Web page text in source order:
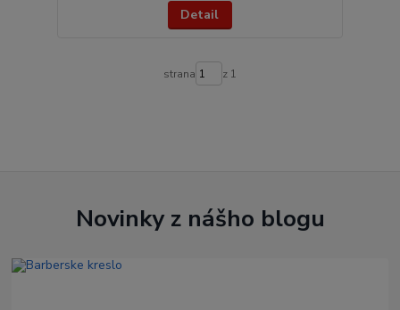
Detail
strana z 1
Novinky z nášho blogu